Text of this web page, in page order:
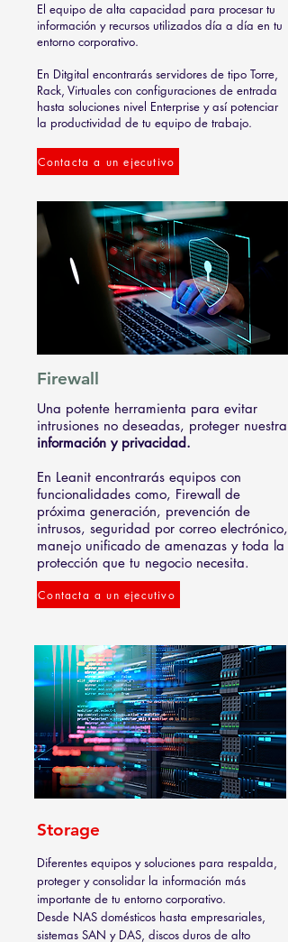
El equipo de alta capacidad para procesar tu
información y recursos utilizados día a día en tu
entorno corporativo.
En Ditgital encontrarás servidores de tipo Torre,
Rack, Virtuales con configuraciones de entrada
hasta soluciones nivel Enterprise y así potenciar
la productividad de tu equipo de trabajo.
Contacta a un ejecutivo
Firewall
Una potente herramienta para evitar
intrusiones no deseadas, proteger nuestra
información y privacidad.
En Leanit encontrarás equipos con
funcionalidades como, Firewall de
próxima generación, prevención de
intrusos, seguridad por correo electrónico,
manejo unificado de amenazas y toda la
protección que tu negocio necesita.
Contacta a un ejecutivo
Storage
Diferentes equipos y soluciones para respalda,
proteger y consolidar la información más
importante de tu entorno corporativo.
Desde NAS domésticos hasta empresariales,
sistemas SAN y DAS, discos duros de alto